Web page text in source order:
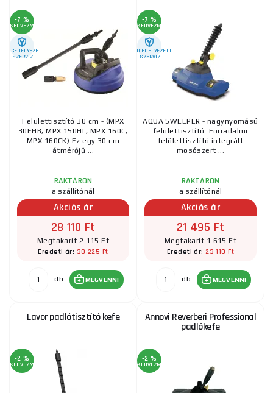
-7 %
KEDVEZMÉNY
ENGEDÉLYEZETT
SZERVIZ
Felülettisztító 30 cm - (MPX
30EHB, MPX 150HL, MPX 160C,
MPX 160CK) Ez egy 30 cm
átmérőjű ...
RAKTÁRON
a szállítónál
Akciós ár
28 110 Ft
Megtakarít 2 115 Ft
Eredeti ár:30 225 Ft
db MEGVENNI
-7 %
KEDVEZMÉNY
ENGEDÉLYEZETT
SZERVIZ
AQUA SWEEPER - nagynyomású
felülettisztító. Forradalmi
felülettisztító integrált
mosószert ...
RAKTÁRON
a szállítónál
Akciós ár
21 495 Ft
Megtakarít 1 615 Ft
Eredeti ár:23 110 Ft
db MEGVENNI
Lavor padlótisztító kefe
-2 %
KEDVEZMÉNY
Annovi Reverberi Professional
padlókefe
-2 %
KEDVEZMÉNY